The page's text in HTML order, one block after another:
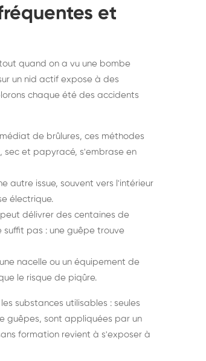
et
quand on a vu une bombe
un nid actif expose à des
chaque été des accidents
de brûlures, ces méthodes
sec et papyracé, s'embrase en
autre issue, souvent vers l'intérieur
électrique.
délivrer des centaines de
suffit pas : une guêpe trouve
nacelle ou un équipement de
le risque de piqûre.
substances utilisables : seules
guêpes, sont appliquées par un
formation revient à s'exposer à